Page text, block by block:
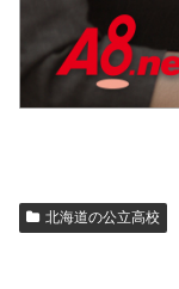
北海道の公立高校